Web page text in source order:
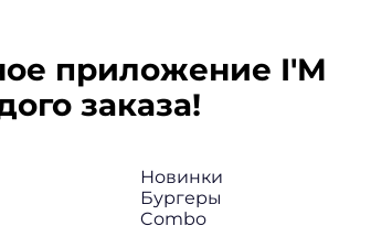
приложение I'M
заказа!
Новинки
Бургеры
Combo